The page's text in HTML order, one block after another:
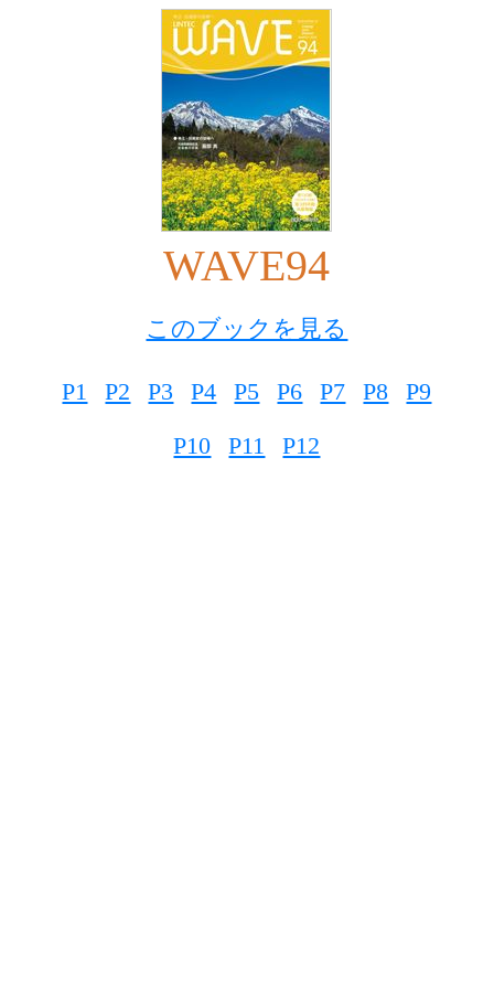
WAVE94
このブックを見る
P1 P2 P3 P4 P5 P6 P7 P8
P9
P10
P11 P12